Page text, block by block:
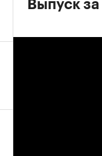
Выпуск